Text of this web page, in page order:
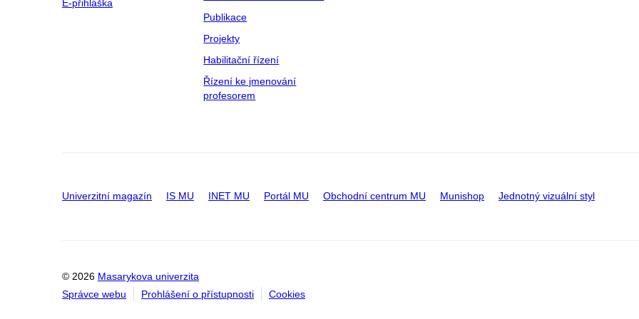
E-přihláška
Publikace
Projekty
Habilitační řízení
Řízení ke jmenování
profesorem
Univerzitní magazín IS MU INET MU Portál MU Obchodní centrum MU Munishop Jednotný vizuální styl
© 2026 Masarykova univerzita
Správce webu
Prohlášení o přístupnosti Cookies